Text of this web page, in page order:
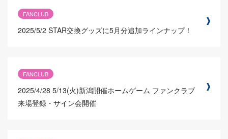
FANCLUB
2025/5/2 STAR交換グッズに5月分追加ラインナップ！
FANCLUB
2025/4/28 5/13(火)新潟開催ホームゲーム ファンクラブ
来場登録・サイン会開催